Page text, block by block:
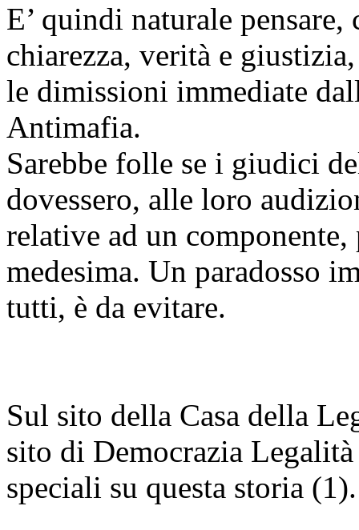
E’ quindi naturale
chiarezza, verità e
le dimissioni immediate
Antimafia.
Sarebbe folle se i giudici
dovessero, alle loro
relative ad un
medesima. Un paradosso
tutti, è da evitare.
Sul sito della Casa della
sito di Democrazia
speciali su questa storia (1).